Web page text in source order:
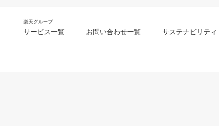
楽天グループ
サービス一覧 お問い合わせ一覧 サステナビリティ